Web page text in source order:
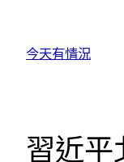
今天有情況
習近平